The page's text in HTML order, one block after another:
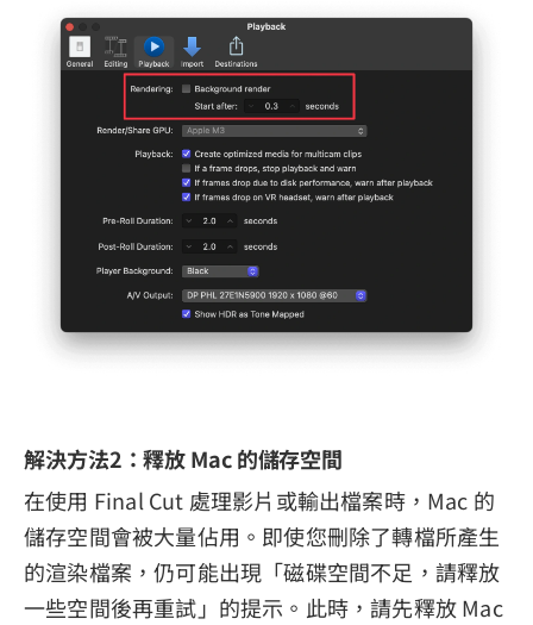
解決方法2：釋放 Mac 的儲存空間
在使用 Final Cut 處理影片或輸出檔案時，Mac 的
儲存空間會被大量佔用。即使您刪除了轉檔所產生
的渲染檔案，仍可能出現「磁碟空間不足，請釋放
一些空間後再重試」的提示。此時，請先釋放 Mac